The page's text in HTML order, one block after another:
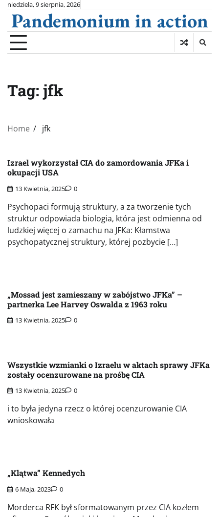
Skip
content
niedziela, 9 sierpnia, 2026
Pandemonium in action
Tag: jfk
Home jfk
Izrael wykorzystał CIA do zamordowania JFKa i
okupacji USA
13 Kwietnia, 2025 0
Psychopaci formują struktury, a za tworzenie tych
struktur odpowiada biologia, która jest odmienna od
ludzkiej więcej o zamachu na JFKa: Kłamstwa
psychopatycznej struktury, której pozbycie […]
„Mossad jest zamieszany w zabójstwo JFKa” –
partnerka Lee Harvey Oswalda z 1963 roku
13 Kwietnia, 2025 0
Wszystkie wzmianki o Izraelu w aktach sprawy JFKa
zostały ocenzurowane na prośbę CIA
13 Kwietnia, 2025 0
i to była jedyna rzecz o której ocenzurowanie CIA
wnioskowała
„Klątwa” Kennedych
6 Maja, 2023 0
Morderca RFK był sformatowanym przez CIA kozłem